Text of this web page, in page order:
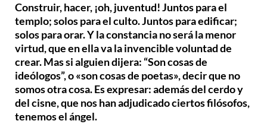
Construir, hacer, ¡oh, juventud! Juntos para el
templo; solos para el culto. Juntos para edificar;
solos para orar. Y la constancia no será la menor
virtud, que en ella va la invencible voluntad de
crear. Mas si alguien dijera: “Son cosas de
ideólogos”, o «son cosas de poetas», decir que no
somos otra cosa. Es expresar: además del cerdo y
del cisne, que nos han adjudicado ciertos filósofos,
tenemos el ángel.